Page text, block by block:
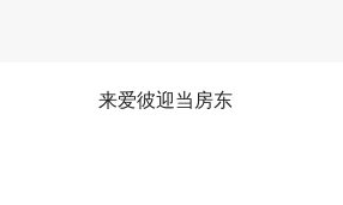
来爱彼迎当房东